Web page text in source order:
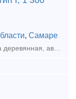
, Самаре
Предложение (продажа) Продам Шпала деревянная, автоклав, тип I, новая, ГОСТ 78-2004. Оптом и в розницу. Индивидуальный подход к каждому клиенту, гибкая систем